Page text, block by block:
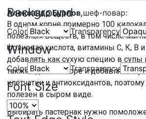
Background
Color Transparency
Window
Color Transparency
Font Size
Александр Бурлов,шеф-повар:
В одном корне примерно 100
полезных веществ, в том числе
фолиевая кислота, витамины С, К, В
добавлять как сухую специю в супы
также сделать пюре и добавлять в
клетчатки и антиоксидантов,
полезен в сыром виде.
Выбирать пастернак нужно